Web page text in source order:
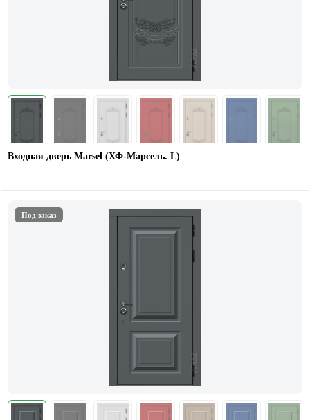
Входная дверь Marsel (ХФ-Марсель. L)
Под заказ